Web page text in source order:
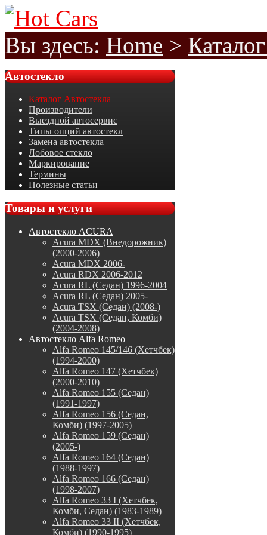
Вы здесь: Home >
Автостекло
Каталог Автостекла
Производители
Выездной автосервис
Типы опций автостекл
Замена автостекла
Лобовое стекло
Маркирование
Термины
Полезные статьи
Товарыи услуги
Автостекло ACURA
Acura MDX (Внедорожник)
(2000-2006)
Acura MDX 2006-
Acura RDX 2006-2012
Acura RL (Седан) 1996-2004
Acura RL (Седан) 2005-
Acura TSX (Седан) (2008-)
Acura TSX (Седан, Комби)
(2004-2008)
Автостекло Alfa Romeo
Alfa Romeo 145/146 (Хетчбек)
(1994-2000)
Alfa Romeo 147 (Хетчбек)
(2000-2010)
Alfa Romeo 155 (Седан)
(1991-1997)
Alfa Romeo 156 (Седан,
Комби) (1997-2005)
Alfa Romeo 159 (Седан)
(2005-)
Alfa Romeo 164 (Седан)
(1988-1997)
Alfa Romeo 166 (Седан)
(1998-2007)
Alfa Romeo 33 I (Хетчбек,
Комби, Седан) (1983-1989)
Alfa Romeo 33 II (Хетчбек,
Комби) (1990-1995)